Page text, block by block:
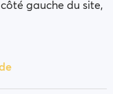
gauche du site,